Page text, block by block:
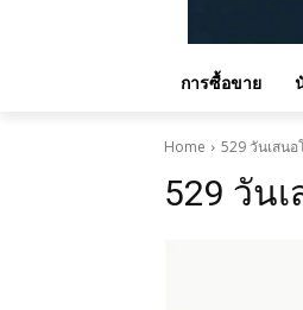
การซื้อขาย
Home 529 วันเสน
529 วัน